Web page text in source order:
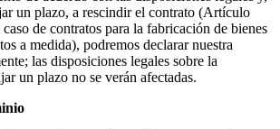
un plazo, a rescindir el contrato (Artículo
de contratos para la fabricación de bienes
a medida), podremos declarar nuestra
las disposiciones legales sobre la
un plazo no se verán afectadas.